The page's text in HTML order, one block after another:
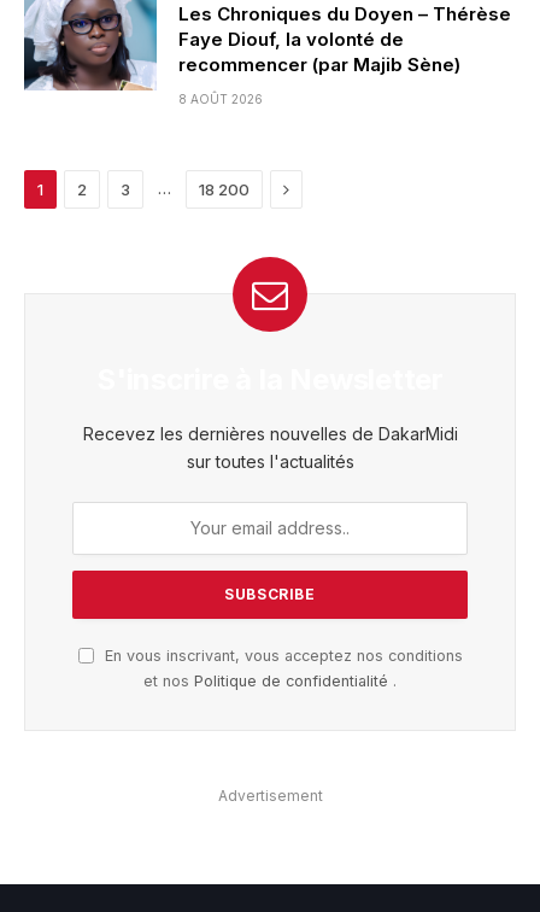
Les Chroniques du Doyen – Thérèse
Faye Diouf, la volonté de
recommencer (par Majib Sène)
8 AOÛT 2026
1 2 3 … 18 200 Next
Recevez les dernières nouvelles de DakarMidi
sur toutes l'actualités
En vous inscrivant, vous acceptez nos conditions
et nos Politique de confidentialité .
Advertisement